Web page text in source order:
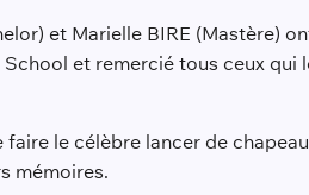
et Marielle BIRE (Mastère)
et remercié tous ceux
le célèbre lancer de
mémoires.